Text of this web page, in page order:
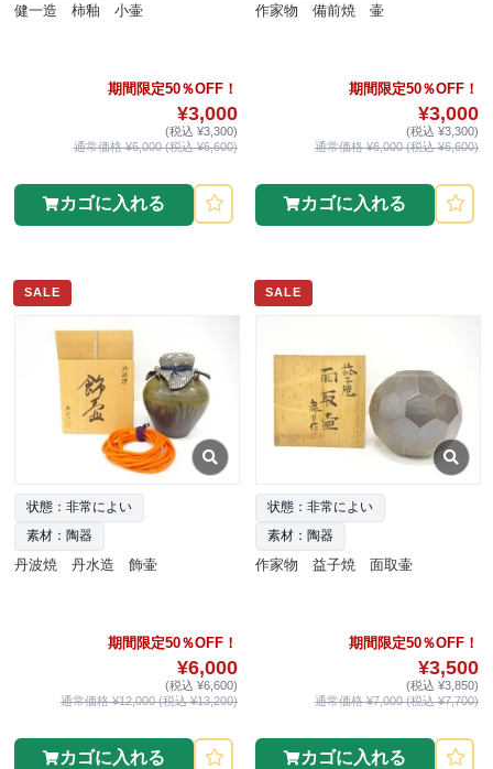
健一造 柿釉 小壷
期間限定50％OFF！
¥3,000
(税込 ¥3,300)
通常価格 ¥6,000 (税込 ¥6,600)
カゴに入れる
作家物 備前焼 壷
期間限定50％OFF！
¥3,000
(税込 ¥3,300)
通常価格 ¥6,000 (税込 ¥6,600)
カゴに入れる
SALE
状態：非常によい
素材：陶器
丹波焼 丹水造 飾壷
期間限定50％OFF！
¥6,000
(税込 ¥6,600)
通常価格 ¥12,000 (税込 ¥13,200)
カゴに入れる
SALE
状態：非常によい
素材：陶器
作家物 益子焼 面取壷
期間限定50％OFF！
¥3,500
(税込 ¥3,850)
通常価格 ¥7,000 (税込 ¥7,700)
カゴに入れる